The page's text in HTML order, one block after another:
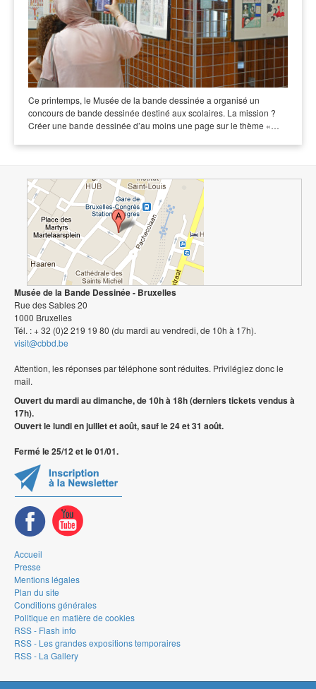
Ce printemps, le Musée de la bande dessinée a organisé un
concours de bande dessinée destiné aux scolaires. La mission ?
Créer une bande dessinée d’au moins une page sur le thème «…
Musée de la Bande Dessinée - Bruxelles
Rue des Sables 20
1000 Bruxelles
Tél. : + 32 (0)2 219 19 80 (du mardi au vendredi, de 10h à 17h).
visit@cbbd.be
Attention, les réponses par téléphone sont réduites. Privilégiez donc le
mail.
Ouvert du mardi au dimanche, de 10h à 18h (derniers tickets vendus à
17h).
Ouvert le lundi en juillet et août, sauf le 24 et 31 août.
Fermé le 25/12 et le 01/01.
Accueil
Presse
Mentions légales
Plan du site
Conditions générales
Politique en matière de cookies
RSS - Flash info
RSS - Les grandes expositions temporaires
RSS - La Gallery